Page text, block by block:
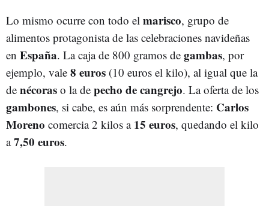
Lo mismo ocurre con todo el marisco, grupo de
alimentos protagonista de las celebraciones navideñas
en España. La caja de 800 gramos de gambas, por
ejemplo, vale 8 euros (10 euros el kilo), al igual que la
de nécoras o la de pecho de cangrejo. La oferta de los
gambones, si cabe, es aún más sorprendente: Carlos
Moreno comercia 2 kilos a15 euros, quedando el kilo
a7,50 euros.